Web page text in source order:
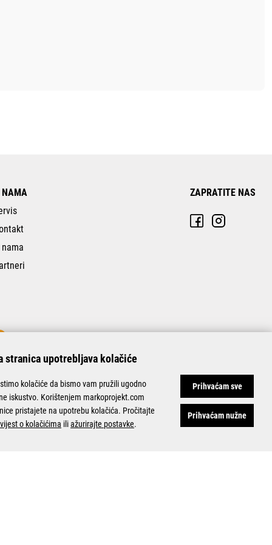
NAMA
nama
ZAPRATITE NAS
stranica upotrebljava kolačiće
kolačiće da bismo vam pružili ugodno
iskustvo. Korištenjem markoprojekt.com
pristajete na upotrebu kolačića. Pročitajte
o kolačićima iliažurirajte postavke.
Prihvaćam sve
Prihvaćam nužne